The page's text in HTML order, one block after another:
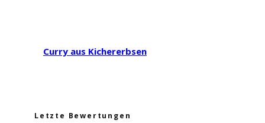
Curry aus Kichererbsen
Letzte Bewertungen